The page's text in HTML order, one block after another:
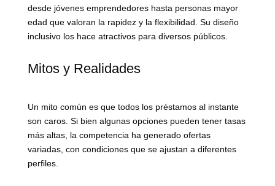
desde jóvenes emprendedores hasta personas mayor
edad que valoran la rapidez y la flexibilidad. Su diseño
inclusivo los hace atractivos para diversos públicos.
Mitos y Realidades
Un mito común es que todos los préstamos al instante
son caros. Si bien algunas opciones pueden tener tasas
más altas, la competencia ha generado ofertas
variadas, con condiciones que se ajustan a diferentes
perfiles.